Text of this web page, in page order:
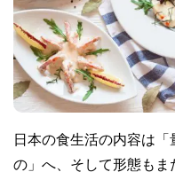
日本の食生活の内容は
の」へ、そして形態もま